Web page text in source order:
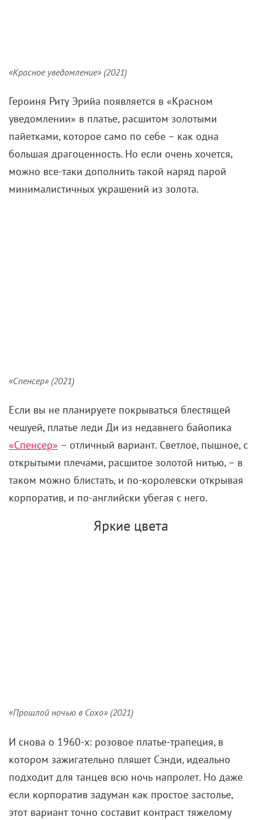
«Красное уведомление» (2021)
Героиня Риту Эрийа появляется в «Красном
уведомлении» в платье, расшитом золотыми
пайетками, которое само по себе – как одна
большая драгоценность. Но если очень хочется,
можно все-таки дополнить такой наряд парой
минималистичных украшений из золота.
«Спенсер» (2021)
Если вы не планируете покрываться блестящей
чешуей, платье леди Ди из недавнего байопика
«Спенсер» – отличный вариант. Светлое, пышное, с
открытыми плечами, расшитое золотой нитью, – в
таком можно блистать, и по-королевски открывая
корпоратив, и по-английски убегая с него.
Яркие цвета
«Прошлой ночью в Сохо» (2021)
И снова о 1960-х: розовое платье-трапеция, в
котором зажигательно пляшет Сэнди, идеально
подходит для танцев всю ночь напролет. Но даже
если корпоратив задуман как простое застолье,
этот вариант точно составит контраст тяжелому